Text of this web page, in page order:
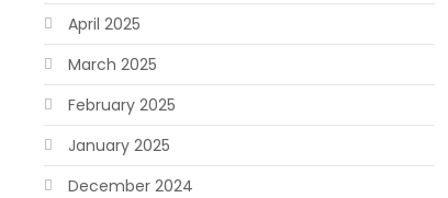
April 2025
March 2025
February 2025
January 2025
December 2024